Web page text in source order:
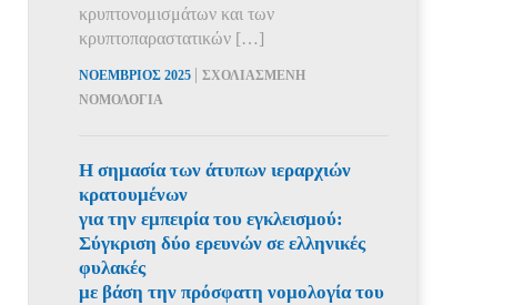
κρυπτονομισμάτων και των
κρυπτοπαραστατικών […]
ΝΟΕΜΒΡΙΟΣ 2025 | ΣΧΟΛΙΑΣΜΕΝΗ
ΝΟΜΟΛΟΓΙΑ
Η σημασία των άτυπων ιεραρχιών
κρατουμένων
για την εμπειρία του εγκλεισμού:
Σύγκριση δύο ερευνών σε ελληνικές
φυλακές
με βάση την πρόσφατη νομολογία του